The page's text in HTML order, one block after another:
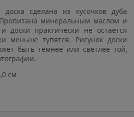
доска сделана из кусочков дуба
минеральным маслом и
доски практически не остается
меньше тупятся. Рисунок доски
быть темнее или светлее той,
см